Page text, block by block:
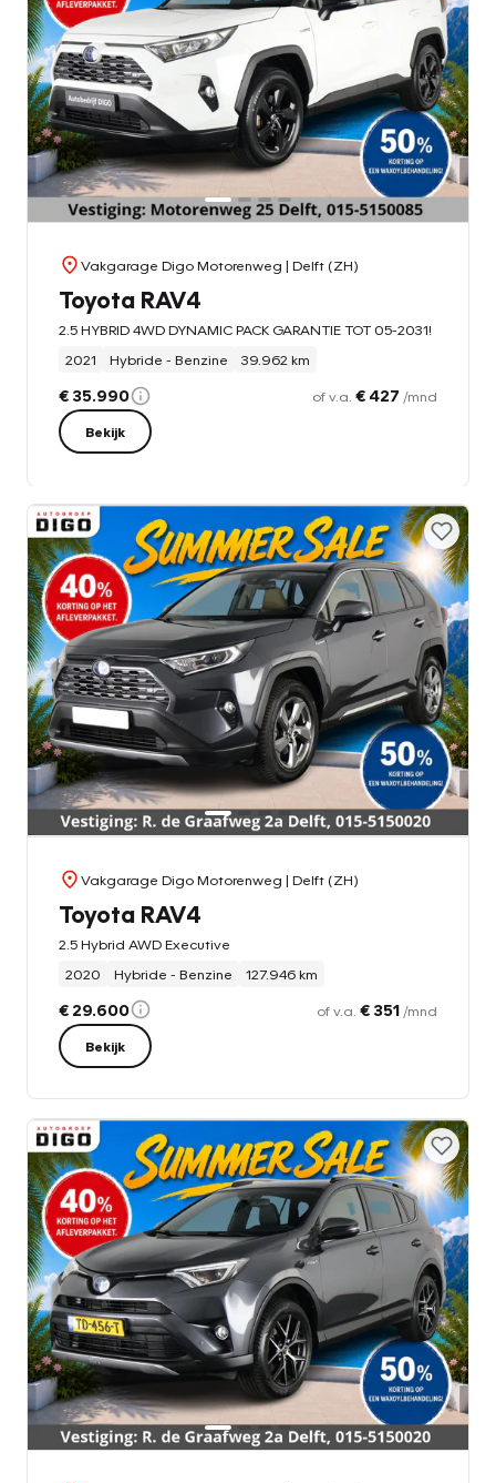
Vakgarage Digo Motorenweg | Delft (ZH)
Toyota RAV4
2.5 HYBRID 4WD DYNAMIC PACK GARANTIE TOT 05-2031!
2021
Hybride - Benzine 39.962 km
€ 35.990 of v.a. € 427 /mnd
Bekijk
Vakgarage Digo Motorenweg | Delft (ZH)
Toyota RAV4
2.5 Hybrid AWD Executive
2020
Hybride - Benzine 127.946 km
€ 29.600 of v.a. € 351 /mnd
Bekijk